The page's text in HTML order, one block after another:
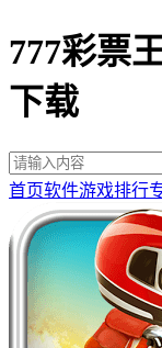
777彩票
下载
首页软件游戏排行